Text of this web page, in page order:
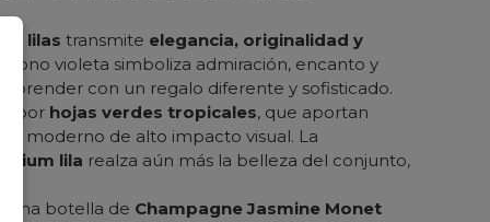
lilas transmite elegancia, originalidad y
tono violeta simboliza admiración, encanto y
con un regalo diferente y sofisticado.
por hojas verdes tropicales, que aportan
moderno de alto impacto visual. La
lila realza aún más la belleza del conjunto,
una botella de Champagne Jasmine Monet